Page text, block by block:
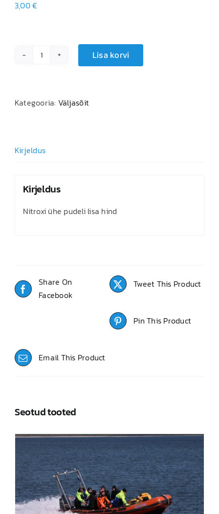
3,00€
Nitrox
Lisa korvi
Kategooria: Väljasõit
Kirjeldus
Kirjeldus
Nitroxi ühe pudeli lisa hind
Share On
Facebook
Tweet This Product
Pin This Product
Email This Product
Seotud tooted